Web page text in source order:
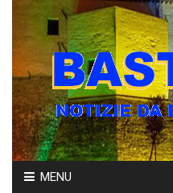
Skip MENU